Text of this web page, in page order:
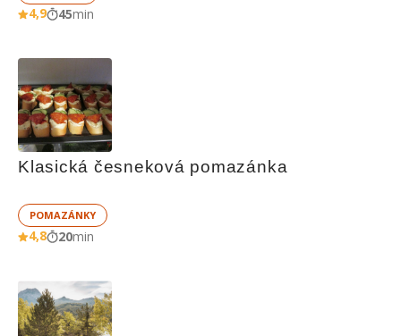
4,9 45min
Klasická česneková pomazánka
POMAZÁNKY
4,8 20min